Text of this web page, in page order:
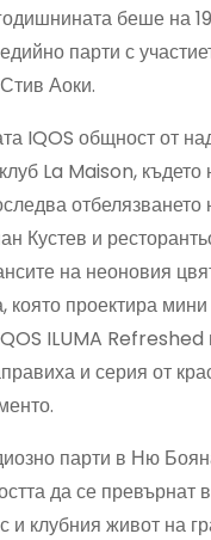
беше на
парти с
Аоки.
IQOS общност от
La Maison,
отбелязването
Кустев и
на неоновия
проектира
ILUMA Refreshed
и серия от
парти в Ню
да се превърнат
клубния живот на